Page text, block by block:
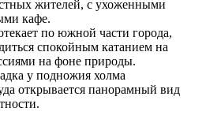
жителей, с ухоженными
кафе.
по южной части города,
спокойным катанием на
на фоне природы.
у подножия холма
открывается панорамный вид